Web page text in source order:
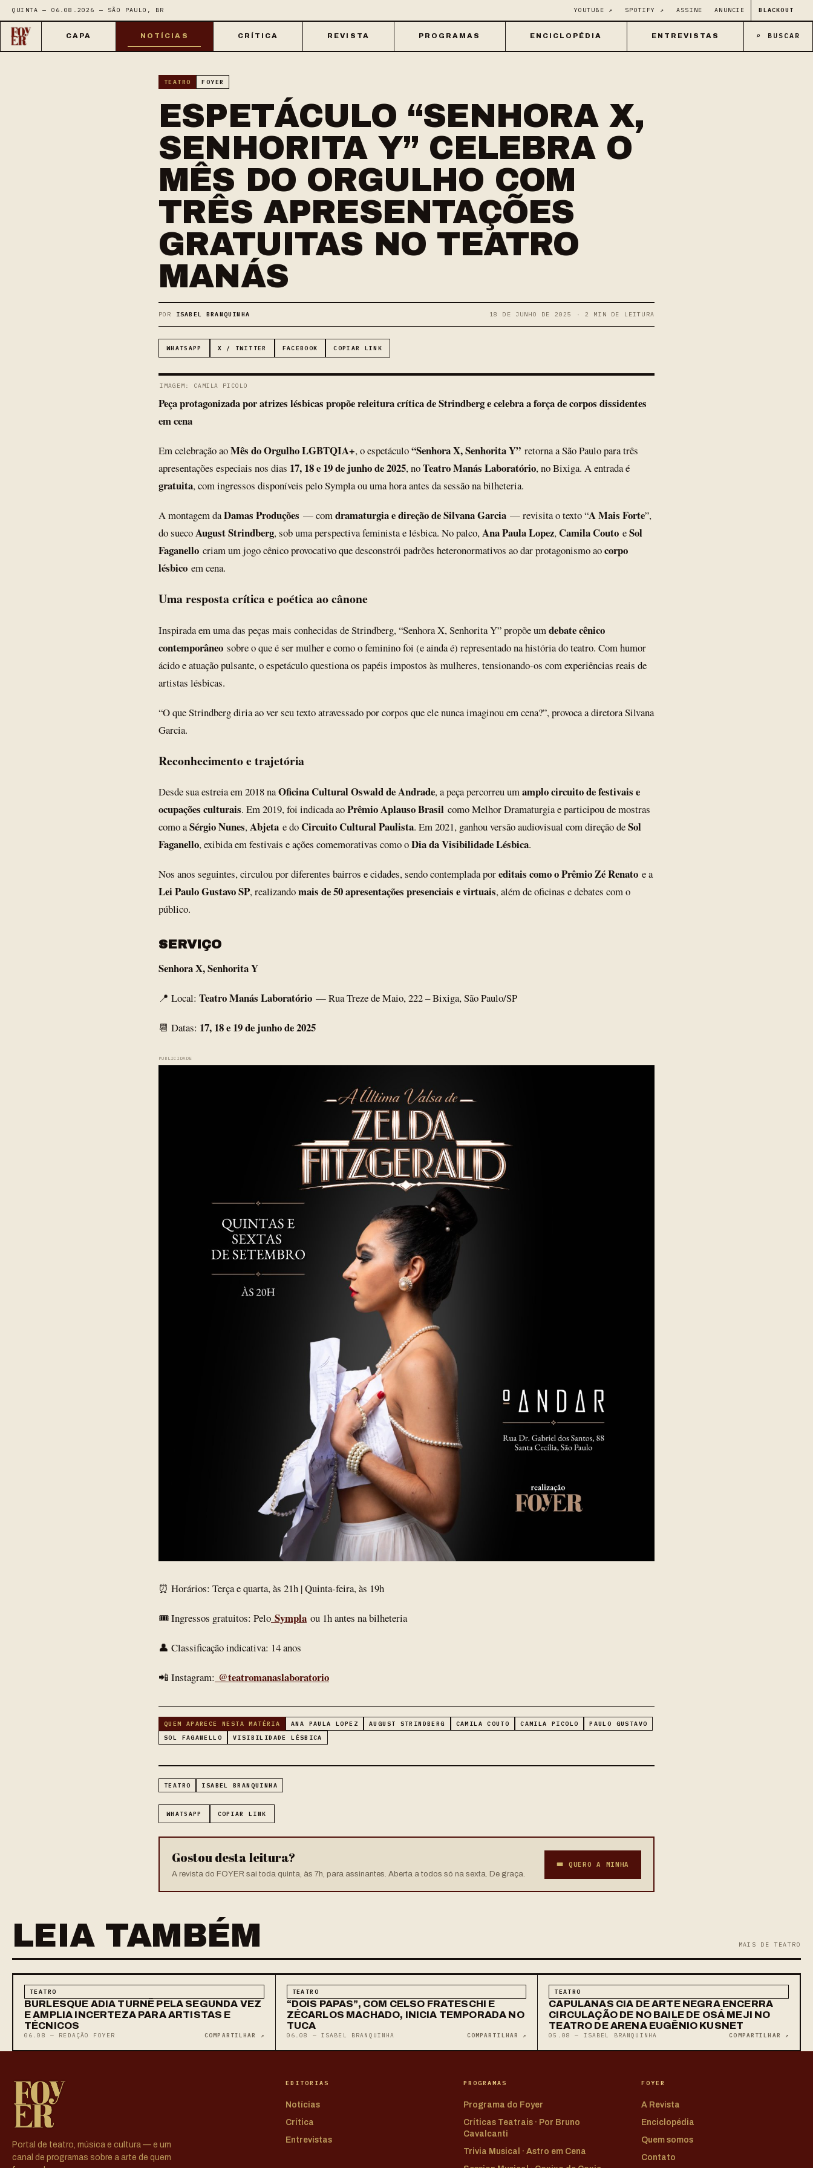
QUINTA — 06.08.2026 — SÃO PAULO, BR YOUTUBE ↗ SPOTIFY ↗ ASSINE ANUNCIE BLACKOUT
CAPA NOTÍCIAS CRÍTICA REVISTA PROGRAMAS ENCICLOPÉDIA ENTREVISTAS ⌕ BUSCAR
TEATRO FOYER
ESPETÁCULO “SENHORA X,
SENHORITA Y” CELEBRA O
MÊS DO ORGULHO COM
TRÊS APRESENTAÇÕES
GRATUITAS NO TEATRO
MANÁS
POR ISABEL BRANQUINHA 18 DE JUNHO DE 2025 · 2 MIN DE LEITURA
WHATSAPP X / TWITTER FACEBOOK COPIAR LINK
IMAGEM: CAMILA PICOLO
Peça protagonizada por atrizes lésbicas propõe releitura crítica de Strindberg e celebra a força de corpos dissidentes
em cena
Em celebração aoMês do Orgulho LGBTQIA+, o espetáculo“Senhora X, Senhorita Y” retorna a São Paulo para três
apresentações especiais nos dias 17, 18 e 19 de junho de 2025, noTeatro Manás Laboratório, no Bixiga. A entrada é
gratuita, com ingressos disponíveis pelo Sympla ou uma hora antes da sessão na bilheteria.
A montagem daDamas Produções — comdramaturgia e direção de Silvana Garcia — revisita o texto “A Mais Forte”,
do suecoAugust Strindberg, sob uma perspectiva feminista e lésbica. No palco,Ana Paula Lopez,Camila Couto eSol
Faganello criam um jogo cênico provocativo que desconstrói padrões heteronormativos ao dar protagonismo aocorpo
lésbico em cena.
Uma resposta crítica e poética ao cânone
Inspirada em uma das peças mais conhecidas de Strindberg, “Senhora X, Senhorita Y” propõe umdebate cênico
contemporâneo sobre o que é ser mulher e como o feminino foi (e ainda é) representado na história do teatro. Com humor
ácido e atuação pulsante, o espetáculo questiona os papéis impostos às mulheres, tensionando-os com experiências reais de
artistas lésbicas.
“O que Strindberg diria ao ver seu texto atravessado por corpos que ele nunca imaginou em cena?”, provoca a diretora Silvana
Garcia.
Reconhecimento e trajetória
Desde sua estreia em 2018 naOficina Cultural Oswald de Andrade, a peça percorreu umamplo circuito de festivais e
ocupações culturais. Em 2019, foi indicada aoPrêmio Aplauso Brasil como Melhor Dramaturgia e participou de mostras
como aSérgio Nunes,Abjeta e doCircuito Cultural Paulista. Em 2021, ganhou versão audiovisual com direção deSol
Faganello, exibida em festivais e ações comemorativas como oDia da Visibilidade Lésbica.
Nos anos seguintes, circulou por diferentes bairros e cidades, sendo contemplada poreditais como o Prêmio Zé Renato e a
Lei Paulo Gustavo SP, realizandomais de 50 apresentações presenciais e virtuais, além de oficinas e debates com o
público.
SERVIÇO
Senhora X, Senhorita Y
📍 Local: Teatro Manás Laboratório — Rua Treze de Maio, 222 – Bixiga, São Paulo/SP
📆 Datas: 17, 18 e 19 de junho de 2025
PUBLICIDADE
⏰ Horários: Terça e quarta, às 21h | Quinta-feira, às 19h
🎟️ Ingressos gratuitos: Pelo Sympla ou 1h antes na bilheteria
👤 Classificação indicativa: 14 anos
📲 Instagram: @teatromanaslaboratorio
QUEM APARECE NESTA MATÉRIA ANA PAULA LOPEZ AUGUST STRINDBERG CAMILA COUTO CAMILA PICOLO
PAULO GUSTAVO
SOL FAGANELLO
VISIBILIDADE LÉSBICA
TEATRO ISABEL BRANQUINHA
WHATSAPP COPIAR LINK
Gostou desta leitura?
A revista do FOYER sai toda quinta, às 7h, para assinantes. Aberta a todos só na sexta. De graça.
🎟 QUERO A MINHA
LEIA TAMBÉM MAIS DE TEATRO
TEATRO
BURLESQUE ADIA TURNÊ PELA SEGUNDA VEZ
E AMPLIA INCERTEZA PARA ARTISTAS E
TÉCNICOS
06.08 — REDAÇÃO FOYER COMPARTILHAR ↗
TEATRO
“DOIS PAPAS”, COM CELSO FRATESCHI E
ZÉCARLOS MACHADO, INICIA TEMPORADA NO
TUCA
06.08 — ISABEL BRANQUINHA COMPARTILHAR ↗
TEATRO
CAPULANAS CIA DE ARTE NEGRA ENCERRA
CIRCULAÇÃO DE NO BAILE DE OSÁ MEJI NO
TEATRO DE ARENA EUGÊNIO KUSNET
05.08 — ISABEL BRANQUINHA COMPARTILHAR ↗
Portal de teatro, música e cultura — e um
canal de programas sobre a arte de quem
EDITORIAS
Notícias
Crítica
Entrevistas
PROGRAMAS
Programa do Foyer
Críticas Teatrais · Por Bruno
Cavalcanti
Trivia Musical · Astro em Cena
FOYER
A Revista
Enciclopédia
Quem somos
Contato